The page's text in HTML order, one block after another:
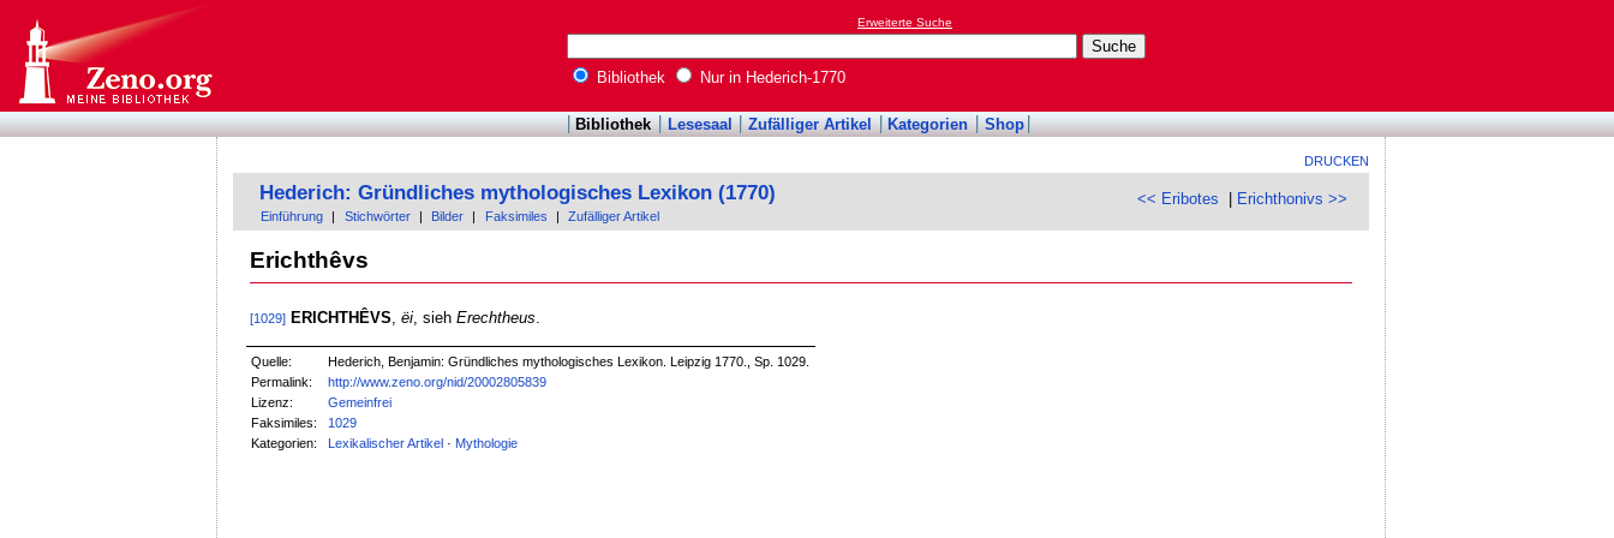
Erweiterte Suche
Bibliothek Nur in Hederich-1770
Bibliothek Lesesaal Zufälliger Artikel Kategorien Shop
DRUCKEN
<< Eribotes Erichthonivs >>
Hederich: Gründliches mythologisches Lexikon (1770)
Einführung Stichwörter Bilder Faksimiles Zufälliger Artikel
Erichthêvs
[1029] ERICHTHÊVS ëi, sieh Erechtheus
Quelle:
Hederich, Benjamin: Gründliches mythologisches Lexikon. Leipzig 1770., Sp. 1029.
Permalink:
http://www.zeno.org/nid/20002805839
Lizenz:
Gemeinfrei
Faksimiles:
1029
Kategorien:
Lexikalischer Artikel · Mythologie